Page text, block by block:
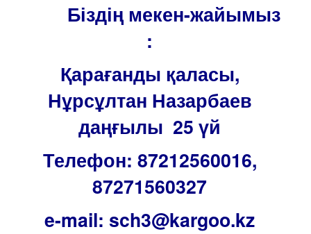
Біздің мекен-жайымыз
:
Қарағанды қаласы,
Нұрсұлтан Назарбаев
даңғылы 25 үй
Телефон: 87212560016,
87271560327
e-mail: sch3@kargoo.kz